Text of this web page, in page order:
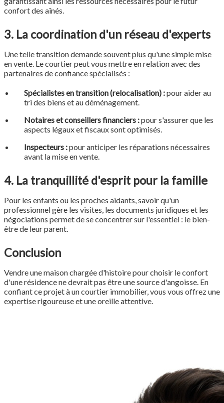
confort des aînés.
3. La coordination d'un réseau d'experts
Une telle transition demande souvent plus qu'une simple mise
en vente. Le courtier peut vous mettre en relation avec des
partenaires de confiance spécialisés :
Spécialistes en transition (relocalisation) :pour aider au
tri des biens et au déménagement.
Notaires et conseillers financiers :pour s'assurer que les
aspects légaux et fiscaux sont optimisés.
Inspecteurs :pour anticiper les réparations nécessaires
avant la mise en vente.
4. La tranquillité d'esprit pour la famille
Pour les enfants ou les proches aidants, savoir qu'un
professionnel gère les visites, les documents juridiques et les
négociations permet de se concentrer sur l'essentiel : le bien-
être de leur parent.
Conclusion
Vendre une maison chargée d'histoire pour choisir le confort
d'une résidence ne devrait pas être une source d'angoisse. En
confiant ce projet à un courtier immobilier, vous vous offrez une
expertise rigoureuse et une oreille attentive.